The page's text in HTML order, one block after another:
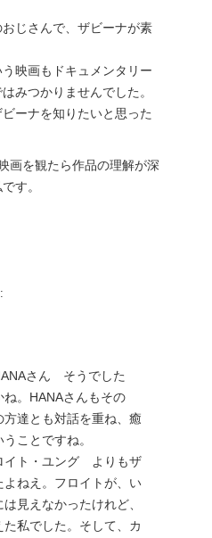
じさんで、ザビーナが素
う映画もドキュメンタリー
みつかりませんでした。
ーナを知りたいと思った
画を観たら作品の理解が深
す。
さん そうでした
。HANAさんもその
達とも対話を重ね、癒
ことですね。
イト・ユング よりもザ
よねえ。フロイトが、い
見えなかったけれど、
私でした。そして、カ